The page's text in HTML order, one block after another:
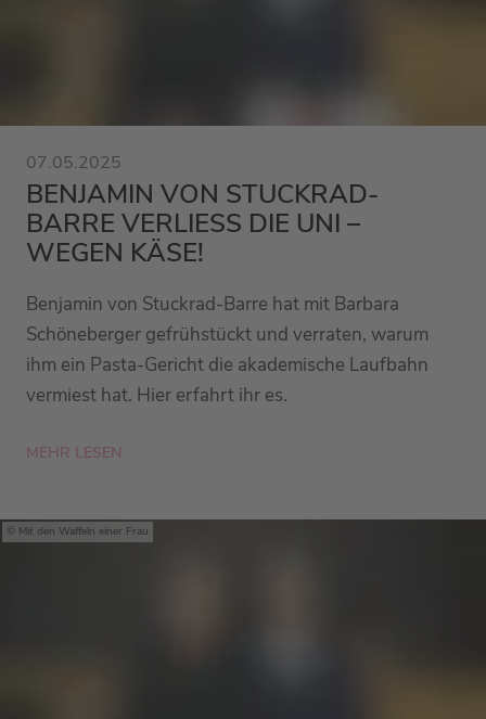
07.05.2025
BENJAMIN VON STUCKRAD-
BARRE VERLIESS DIE UNI – W
EGEN KÄSE!
Benjamin von Stuckrad-Barre hat mit Barbara
Schöneberger gefrühstückt und verraten, warum
ihm ein Pasta-Gericht die akademische Laufbahn
vermiest hat. Hier erfahrt ihr es.
MEHR LESEN
Mit den Waffeln einer Frau